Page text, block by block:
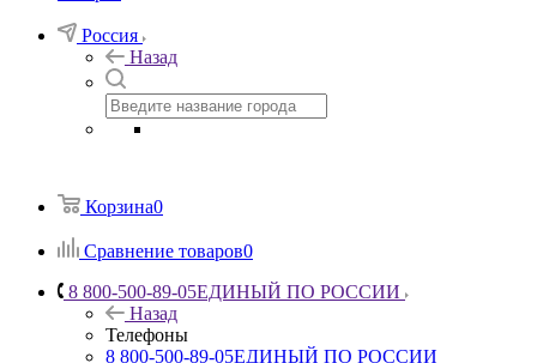
Россия
Назад
Корзина0
Сравнение товаров0
8 800-500-89-05ЕДИНЫЙ ПО РОССИИ
Назад
Телефоны
8 800-500-89-05ЕДИНЫЙ ПО РОССИИ